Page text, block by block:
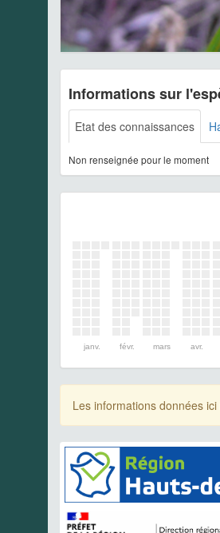
Informations sur
Etat des connaissances
Non renseignée pour le moment
janv. févr. mars avr.
Les informations données